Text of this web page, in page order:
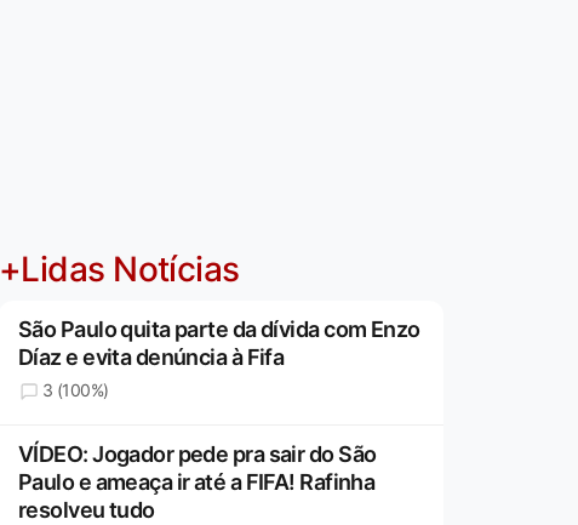
+Lidas Notícias
São Paulo quita parte da dívida com Enzo
Díaz e evita denúncia à Fifa
3 (100%)
VÍDEO: Jogador pede pra sair do São
Paulo e ameaça ir até a FIFA! Rafinha
resolveu tudo